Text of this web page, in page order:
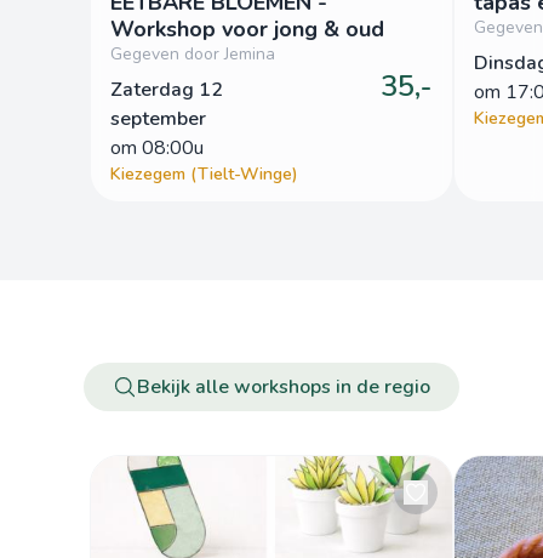
Workshop voor jong & oud
Gegeven door Jemina
Zaterdag 12
september
om 08:00u
35,-
Kiezegem (Tielt-Winge)
om
Bekijk alle workshops in de regio